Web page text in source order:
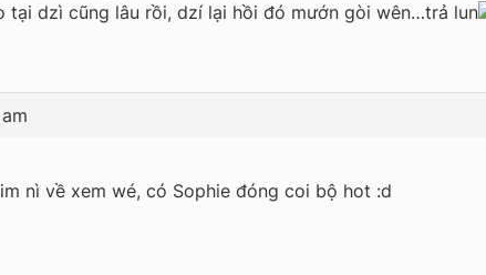
tại dzì cũng lâu rồi, dzí lại hồi đó mướn gòi wên…trả lun
nì về xem wé, có Sophie đóng coi bộ hot :d